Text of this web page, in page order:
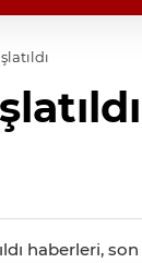
haberleri,